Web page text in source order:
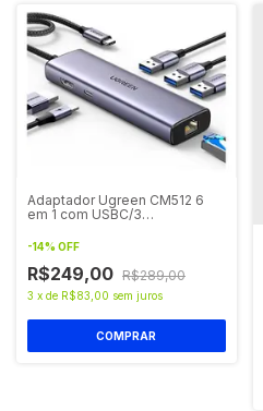
Adaptador Ugreen CM512 6
em 1 com USBC/3
-14% OFF
R$249,00 R$289,00
3 x de R$83,00 sem juros